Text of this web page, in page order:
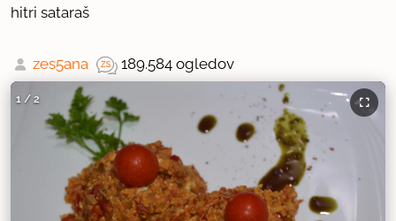
hitri sataraš
zes5ana 189.584 ogledov
1 / 2